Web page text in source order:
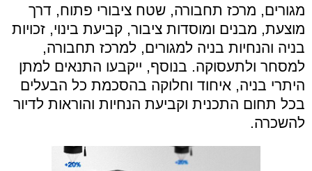
מגורים, מרכז תחבורה, שטח ציבורי פתוח, דרך
מוצעת, מבנים ומוסדות ציבור, קביעת בינוי, זכויות
בניה והנחיות בניה למגורים, למרכז תחבורה,
למסחר ולתעסוקה. בנוסף, ייקבעו התנאים למתן
היתרי בניה, איחוד וחלוקה בהסכמת כל הבעלים
בכל תחום התכנית וקביעת הנחיות והוראות לדיור
להשכרה.